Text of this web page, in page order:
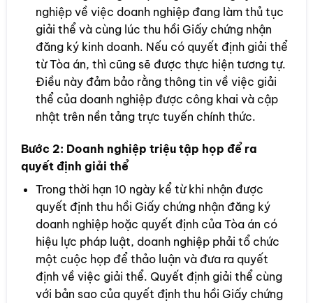
nghiệp về việc doanh nghiệp đang làm thủ tục
giải thể và cùng lúc thu hồi Giấy chứng nhận
đăng ký kinh doanh. Nếu có quyết định giải thể
từ Tòa án, thì cũng sẽ được thực hiện tương tự.
Điều này đảm bảo rằng thông tin về việc giải
thể của doanh nghiệp được công khai và cập
nhật trên nền tảng trực tuyến chính thức.
Bước 2: Doanh nghiệp triệu tập họp để ra
quyết định giải thể
Trong thời hạn 10 ngày kể từ khi nhận được
quyết định thu hồi Giấy chứng nhận đăng ký
doanh nghiệp hoặc quyết định của Tòa án có
hiệu lực pháp luật, doanh nghiệp phải tổ chức
một cuộc họp để thảo luận và đưa ra quyết
định về việc giải thể. Quyết định giải thể cùng
với bản sao của quyết định thu hồi Giấy chứng